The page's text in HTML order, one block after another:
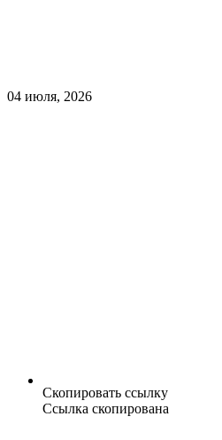
04 июля, 2026
Скопировать ссылку
Ссылка скопирована